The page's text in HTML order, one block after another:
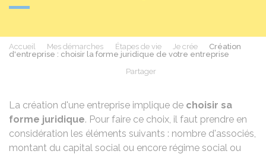
Accueil Mes démarches Étapes de vie Je crée
Création
d'entreprise : choisir la forme juridique de votre entreprise
Partager
La création d'une entreprise implique de choisir sa
forme juridique. Pour faire ce choix, il faut prendre en
considération les éléments suivants : nombre d'associés,
montant du capital social ou encore régime social ou